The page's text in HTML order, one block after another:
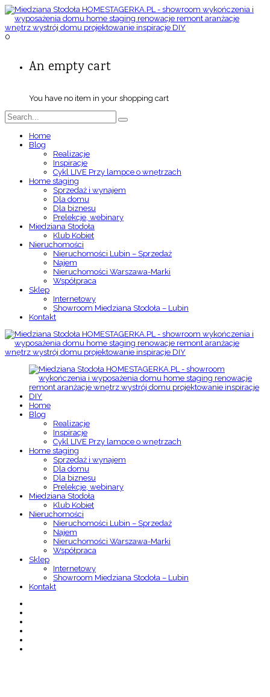
0
An empty cart
You have no item in your shopping cart
Home
Blog
Realizacje
Inspiracje
Cykl LIVE Przy lampce o wnętrzach
Home staging
Sprzedaż i wynajem
Dla domu
Dla biznesu
Prelekcje, webinary
Miedziana Stodoła
Klub Kobiet
Nieruchomości
Nieruchomości Lubin – Sprzedaż
Najem
Nieruchomości Warszawa-Marki
Współpraca
Sklep
Internetowy
Showroom Miedziana Stodoła – Lubin
Kontakt
Home
Blog
Realizacje
Inspiracje
Cykl LIVE Przy lampce o wnętrzach
Home staging
Sprzedaż i wynajem
Dla domu
Dla biznesu
Prelekcje, webinary
Miedziana Stodoła
Klub Kobiet
Nieruchomości
Nieruchomości Lubin – Sprzedaż
Najem
Nieruchomości Warszawa-Marki
Współpraca
Sklep
Internetowy
Showroom Miedziana Stodoła – Lubin
Kontakt